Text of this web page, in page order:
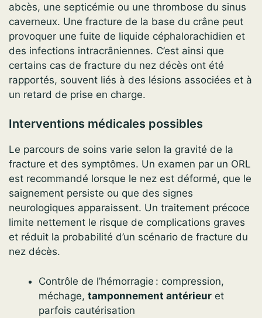
abcès, une septicémie ou une thrombose du sinus
caverneux. Une fracture de la base du crâne peut
provoquer une fuite de liquide céphalorachidien et
des infections intracrâniennes. C’est ainsi que
certains cas de fracture du nez décès ont été
rapportés, souvent liés à des lésions associées et à
un retard de prise en charge.
Interventions médicales possibles
Le parcours de soins varie selon la gravité de la
fracture et des symptômes. Un examen par un ORL
est recommandé lorsque le nez est déformé, que le
saignement persiste ou que des signes
neurologiques apparaissent. Un traitement précoce
limite nettement le risque de complications graves
et réduit la probabilité d’un scénario de fracture du
nez décès.
Contrôle de l’hémorragie : compression,
méchage, tamponnement antérieur et
parfois cautérisation